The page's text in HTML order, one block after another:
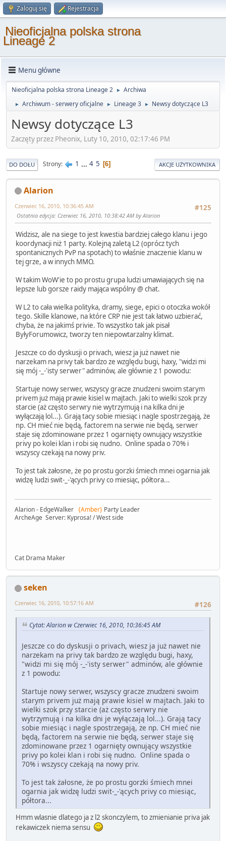
Zaloguj się Rejestracja
Nieoficjalna polska strona
Lineage 2
Menu główne
Nieoficjalna polska strona Lineage 2 ► Archiwa
► Archiwum - serwery oficjalne ► Lineage 3 ► Newsy dotyczące L3
Newsy dotyczące L3
Zaczęty przez Pheonix, Luty 10, 2010, 02:17:46 PM
DO DOŁU Strony 1 ... 4 5 6 AKCJE UŻYTKOWNIKA
Alarion
#125
Czerwiec 16, 2010, 10:36:45 AM
Ostatnia edycja: Czerwiec 16, 2010, 10:38:42 AM by Alarion
Widzisz, ale na siege to jest kwestia bardziej całego klanu i jego
koordynacji niż 1 party. Kolejną zaletą L2 (oprócz tych
spontanicznych PvP na spotach) to właśnie znaczenie klanu w
tej grze, a w innych MMO.
W takim WoW'ie to po prostu grupa ludzi umawiających się na
lepsze lub gorsze raidy mająca wspólny @ chat.
W L2 to cała wielka polityka, dramy, siege, epici o otoczka wokół
tego. Skille klanowe, na które CRP nie jest tak łatwo uzbierać,
chyba, że na jakimś privie. To wszystko tak jak pisał
ByłyForumowicz, tworzy ten niepowtarzalny klimat.
Jeszcze co do dyskusji o privach, wiesz ja już nawet nie
narzekam na privy tak bardzo ze względu bugi, haxy, "widzi mi
się mój -_-'isty serwer" adminów, ale głównie z 1 powodu:
Startuje nowy serwer, wszyscy gracze znudzeni swoim starym
privem już mają prawie kisiel w majtach. Jaki to wielki szok przy
starcie (aż często serwry nie wytrzymują i na kilka dni je
wyłączają lol...). Grają tacy sobie miesiąc i nagle spostrzegają, że
np. CH mieć nie będą, factorem na serwie nie będą, serwer
staje się zdominowane przez 1 ogarnięty ownujący wszystkie
privy po kolei klan i robi się nudno. Online spada o 70% i
wszyscy czekają na nowy priv.
To jest tak żałosne, że po prostu gorzki śmiech mnei ogarnia jak
widzę ludzi swit-_-'ących privy co miesiąc, półtora...
Alarion - EdgeWalker {Amber} Party Leader
ArcheAge Server: Kyprosa! / West side
Cat Drama Maker
seken
#126
Czerwiec 16, 2010, 10:57:16 AM
Cytat: Alarion w Czerwiec 16, 2010, 10:36:45 AM
Jeszcze co do dyskusji o privach, wiesz ja już nawet nie
narzekam na privy tak bardzo ze względu bugi, haxy,
"widzi mi się mój -_-'isty serwer" adminów, ale głównie
z 1 powodu:
Startuje nowy serwer, wszyscy gracze znudzeni swoim
starym privem już mają prawie kisiel w majtach. Jaki to
wielki szok przy starcie (aż często serwry nie
wytrzymują i na kilka dni je wyłączają lol...). Grają tacy
sobie miesiąc i nagle spostrzegają, że np. CH mieć nie
będą, factorem na serwie nie będą, serwer staje się
zdominowane przez 1 ogarnięty ownujący wszystkie
privy po kolei klan i robi się nudno. Online spada o
70% i wszyscy czekają na nowy priv.
To jest tak żałosne, że po prostu gorzki śmiech mnei
ogarnia jak widzę ludzi swit-_-'ących privy co miesiąc,
półtora...
Hmm wlasnie dlatego ja z l2 skonczylem, to zmienianie priva jak
rekawiczek niema sensu